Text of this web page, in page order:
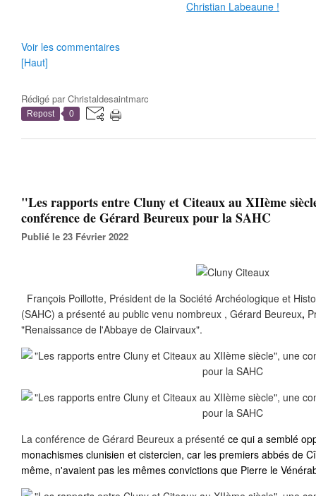
Voir les commentaires
[Haut]
Rédigé parChristaldesaintmarc
Repost 0
"Les rapports entre Cluny et Citeaux au XIIème
conférence de Gérard Beureux pour la SAHC
Publié le 23 Février 2022
François Poillotte, Président de la Société Archéologique et
(SAHC) a présenté au public venu nombreux , Gérard Beureux,
"Renaissance de l'Abbaye de Clairvaux".
La conférence de Gérard Beureux a présenté ce qui a semblé
monachismes clunisien et cistercien, car les premiers abbés de
même, n'avaient pas les mêmes convictions que Pierre le